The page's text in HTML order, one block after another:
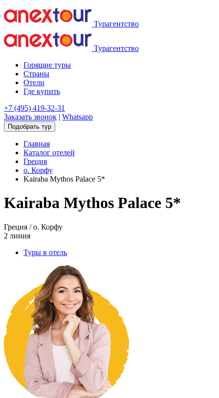
Турагентство
Турагентство
Горящие туры
Страны
Отели
Где купить
+7 (495) 419-32-31
Заказать звонок | Whatsapp
Подобрать тур
Главная
Каталог отелей
Греция
о. Корфу
Kairaba Mythos Palace 5*
Kairaba Mythos Palace 5*
Греция / о. Корфу
2 линия
Туры в отель